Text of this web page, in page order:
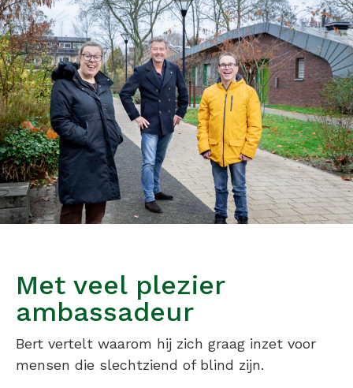
Met veel plezier
ambassadeur
Bert vertelt waarom hij zich graag inzet voor
mensen die slechtziend of blind zijn.